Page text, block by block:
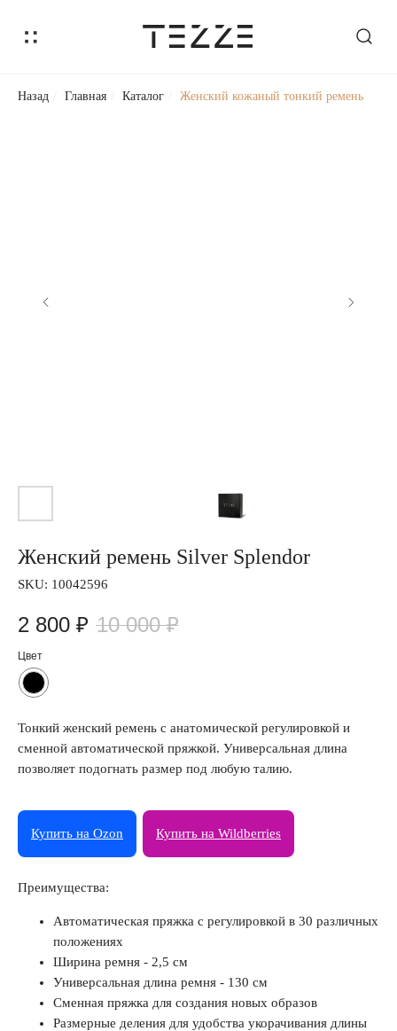
Назад Главная Каталог Женский кожаный тонкий ремень
Женский ремень Silver Splendor
SKU: 10042596
2 800 ₽ 10 000 ₽
Цвет
Тонкий женский ремень с анатомической регулировкой и
сменной автоматической пряжкой. Универсальная длина
позволяет подогнать размер под любую талию.
Купить на Ozon Купить на Wildberries
Преимущества:
Автоматическая пряжка с регулировкой в 30 различных
положениях
Ширина ремня - 2,5 см
Универсальная длина ремня - 130 см
Сменная пряжка для создания новых образов
Размерные деления для удобства укорачивания длины